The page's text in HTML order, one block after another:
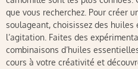
que vous recherchez. Pour créer
soulageant, choisissez des
l’agitation. Faites des
combinaisons d’huiles
cours à votre créativité et